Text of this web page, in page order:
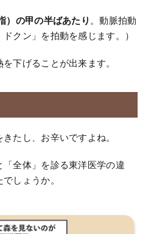
）の甲の半ばあたり 。動脈拍動
クン」を拍動を感じます。）
下げることが出来ます。
たし、お辛いですよね。
「全体」を診る東洋医学の違
しょうか。